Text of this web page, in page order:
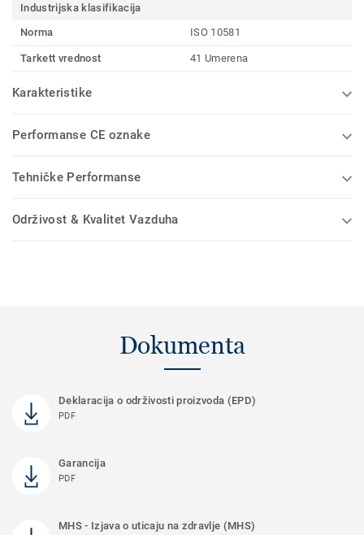
Industrijska klasifikacija
Norma
ISO 10581
Tarkett vrednost 41 Umerena
Karakteristike
Performanse CE oznake
Tehničke Performanse
Održivost & Kvalitet Vazduha
Dokumenta
Deklaracija o održivosti proizvoda (EPD)
PDF
Garancija
PDF
MHS - Izjava o uticaju na zdravlje (MHS)